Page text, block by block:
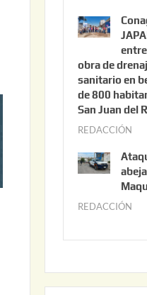
0
2
6
n
i
o
3
0
0
2
6
obra de
sanitario en
de 800
San Juan del
REDACCIÓN
n
i
0
2
REDACCIÓN
y